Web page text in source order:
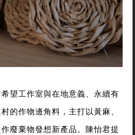
望工作室與在地意義、永續有
的作物邊角料，主打以黃麻、
廢棄物發想新產品。陳怡君提